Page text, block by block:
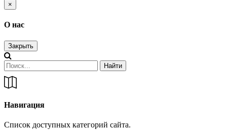
×
О нас
Закрыть
Навигация
Список доступных категорий сайта.